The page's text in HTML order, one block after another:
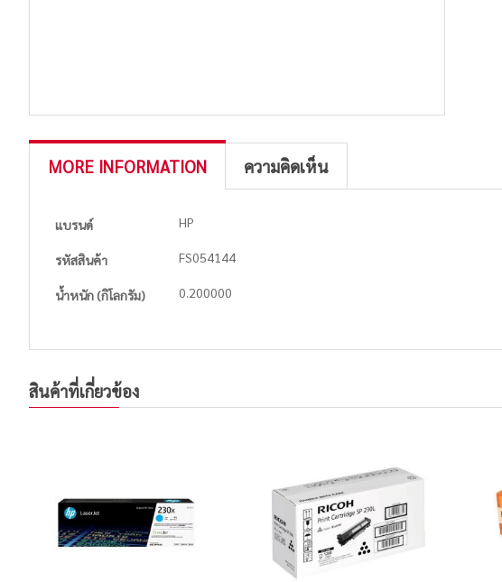
MORE INFORMATION ความคิดเห็น
แบรนด์ HP
รหัสสินค้า FS054144
น้ำหนัก (กิโลกรัม) 0.200000
สินค้าที่เกี่ยวข้อง